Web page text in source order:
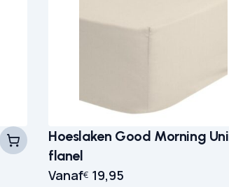
Hoeslaken Good Morning Uni
flanel
Vanaf€ 19,95